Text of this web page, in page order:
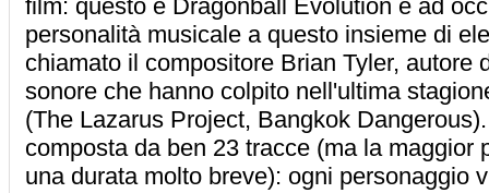
film: questo è Dragonball Evolution e ad
personalità musicale a questo insieme di
chiamato il compositore Brian Tyler, autore
sonore che hanno colpito nell'ultima
(The Lazarus Project, Bangkok
composta da ben 23 tracce (ma la maggior
una durata molto breve): ogni personaggio